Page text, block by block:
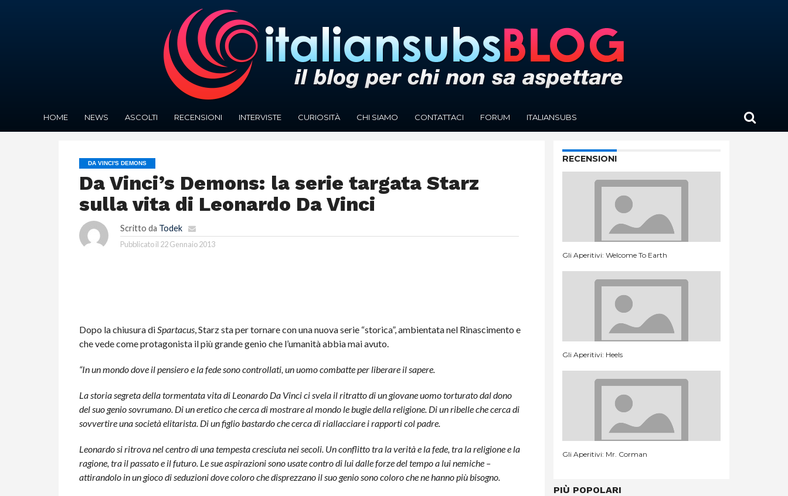
HOME NEWS ASCOLTI RECENSIONI INTERVISTE CURIOSITÀ CHI SIAMO CONTATTACI FORUM ITALIANSUBS
DA VINCI'S DEMONS
Da Vinci’s Demons: la serie targata Starz
sulla vita di Leonardo Da Vinci
Scritto da Todek
Pubblicato il 22 Gennaio 2013
Dopo la chiusura diSpartacus, Starz sta per tornare con una nuova serie “storica”, ambientata nel Rinascimento e
che vede come protagonista il più grande genio che l’umanità abbia mai avuto.
“In un mondo dove il pensiero e la fede sono controllati, un uomo combatte per liberare il sapere.
La storia segreta della tormentata vita di Leonardo Da Vinci ci svela il ritratto di un giovane uomo torturato dal dono
del suo genio sovrumano. Di un eretico che cerca di mostrare al mondo le bugie della religione. Di un ribelle che cerca di
sovvertire una società elitarista. Di un figlio bastardo che cerca di riallacciare i rapporti col padre.
Leonardo si ritrova nel centro di una tempesta cresciuta nei secoli. Un conflitto tra la verità e la fede, tra la religione e la
ragione, tra il passato e il futuro. Le sue aspirazioni sono usate contro di lui dalle forze del tempo a lui nemiche –
attirandolo in un gioco di seduzioni dove coloro che disprezzano il suo genio sono coloro che ne hanno più bisogno.
RECENSIONI
Gli Aperitivi: Welcome To Earth
Gli Aperitivi: Heels
Gli Aperitivi: Mr. Corman
PIÙ POPOLARI